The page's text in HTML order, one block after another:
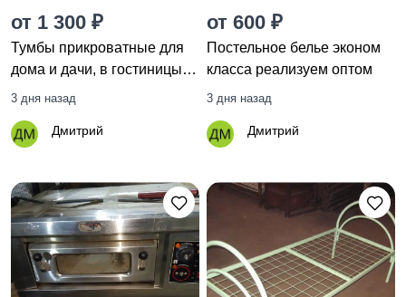
от 1 300 ₽
Тумбы прикроватные для
дома и дачи, в гостиницы,
хостелы, лагеря, больницы
3 дня назад
Дмитрий
от 600 ₽
Постельное белье эконом
класса реализуем оптом
3 дня назад
Дмитрий